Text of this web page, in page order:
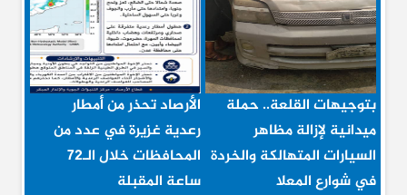
بتوجيهات القلعة.. حملة
ميدانية لإزالة مظاهر
السيارات المتهالكة والخردة
في شوارع المعلا
الأرصاد تحذر من أمطار
رعدية غزيرة في عدد من
المحافظات خلال الـ72
ساعة المقبلة